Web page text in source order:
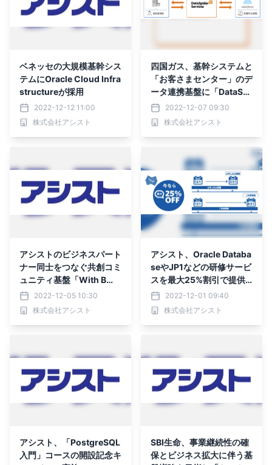
ベネッセの大規模基幹シス
テムにOracle Cloud Infra
structureが採用
2022-12-12 11:00
株式会社アシスト
四国ガス、基幹システムと
「お客さまセンター」のデ
ータ連携基盤に「DataSpi
der Servista」を採用
2022-12-07 09:30
株式会社アシスト
アシストのビジネスパート
ナー同士をつなぐ共創コミ
ュニティ基盤「With B
P!!」に11社が参画
2022-12-05 10:30
株式会社アシスト
アシスト、Oracle Databa
seやJP1などの研修サービ
スを最大25%割引で提供
する「超チケ割」キャンペ
ーン開始
2022-12-01 09:40
株式会社アシスト
アシスト、「PostgreSQL
入門」コースの開設記念キ
SBI生命、事業継続性の確
保とビジネス拡大に伴う基